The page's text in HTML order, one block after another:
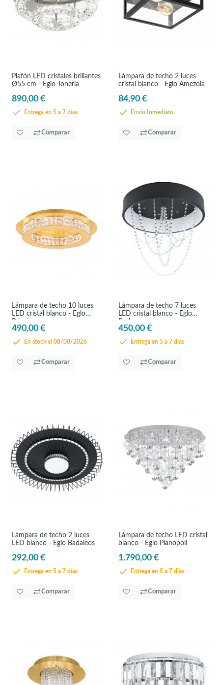
Plafón LED cristales brillantes
Ø55 cm - Eglo Toneria
890,00 €
Entrega en 5 a 7 días
Comparar
Lámpara de techo 2 luces
cristal blanco - Eglo Amezola
84,90 €
Envío Inmediato
Comparar
Lámpara de techo 10 luces
LED cristal blanco - Eglo
Principe
490,00 €
En stock el 08/08/2026
Comparar
Lámpara de techo 7 luces
LED cristal blanco - Eglo
Berlona
450,00 €
Entrega en 5 a 7 días
Comparar
Lámpara de techo 2 luces
LED blanco - Eglo Badaleos
292,00 €
Entrega en 5 a 7 días
Comparar
Lámpara de techo LED cristal
blanco - Eglo Pianopoli
1.790,00 €
Entrega en 5 a 7 días
Comparar